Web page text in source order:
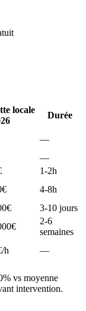
locale
Durée
—
—
1-2h
€
4-8h
€
3-10 jours
€
2-6
semaines
h —
vs moyenne
intervention.